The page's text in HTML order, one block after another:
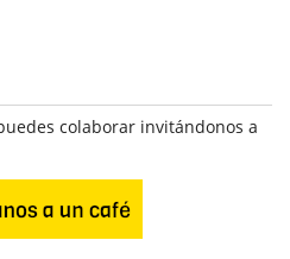
colaborar invitándonos a